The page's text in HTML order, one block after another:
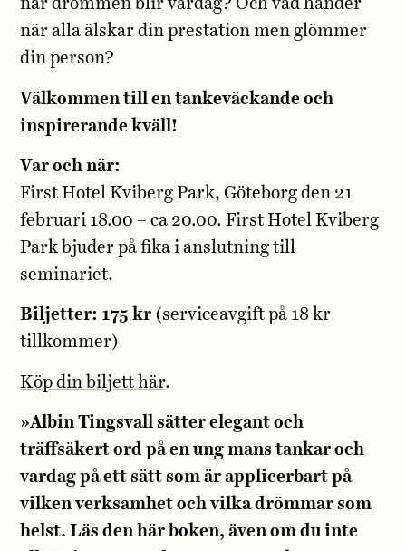
när drömmen blir vardag? Och vad händer
när alla älskar din prestation men glömmer
din person?
Välkommen till en tankeväckande och
inspirerande kväll!
Var och när:
First Hotel Kviberg Park, Göteborg den 21
februari 18.00 – ca 20.00. First Hotel Kviberg
Park bjuder på fika i anslutning till
seminariet.
Biljetter: 175 kr (serviceavgift på 18 kr
tillkommer)
Köp din biljett här.
»Albin Tingsvall sätter elegant och
träffsäkert ord på en ung mans tankar och
vardag på ett sätt som är applicerbart på
vilken verksamhet och vilka drömmar som
helst. Läs den här boken, även om du inte